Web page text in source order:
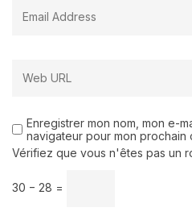
Enregistrer mon nom, mon e-
navigateur pour mon prochain
Vérifiez que vous n'êtes pas un
30 − 28 =